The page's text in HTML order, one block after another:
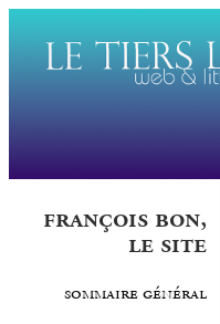
françois bon,
le site
sommaire général